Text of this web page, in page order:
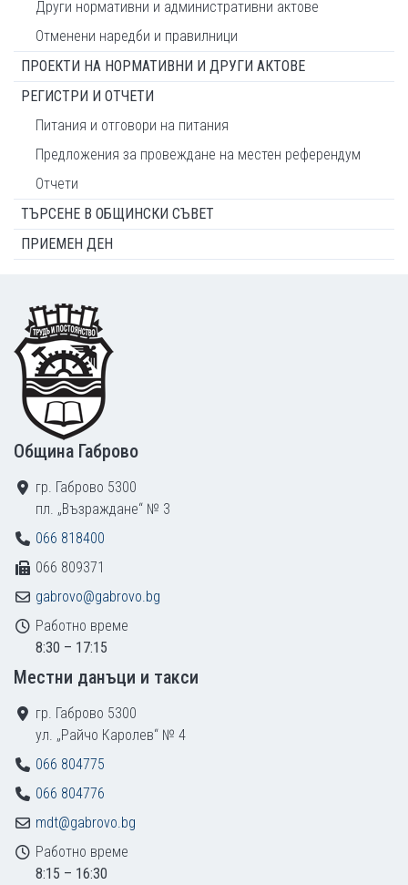
Други нормативни и административни актове
Отменени наредби и правилници
ПРОЕКТИ НА НОРМАТИВНИ И ДРУГИ АКТОВЕ
РЕГИСТРИ И ОТЧЕТИ
Питания и отговори на питания
Предложения за провеждане на местен референдум
Отчети
ТЪРСЕНЕ В ОБЩИНСКИ СЪВЕТ
ПРИЕМЕН ДЕН
Footer
Община Габрово
гр. Габрово 5300
пл. „Възраждане“ № 3
066 818400
066 809371
gabrovo@gabrovo.bg
Работно време
8:30 – 17:15
Местни данъци и такси
гр. Габрово 5300
ул. „Райчо Каролев“ № 4
066 804775
066 804776
mdt@gabrovo.bg
Работно време
8:15 – 16:30